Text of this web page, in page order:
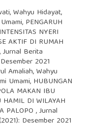
Wahyu Hidayat,
PENGARUH
NYERI
AKTIF DI RUMAH
,Jurnal Berita
2021
Amaliah, Wahyu
Umami, HUBUNGAN
MAKAN IBU
HAMIL DI WILAYAH
PALOPO ,Jurnal
Desember 2021